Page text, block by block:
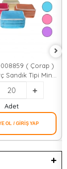
( Çorap )
Sandık Tipi Mini
Adet